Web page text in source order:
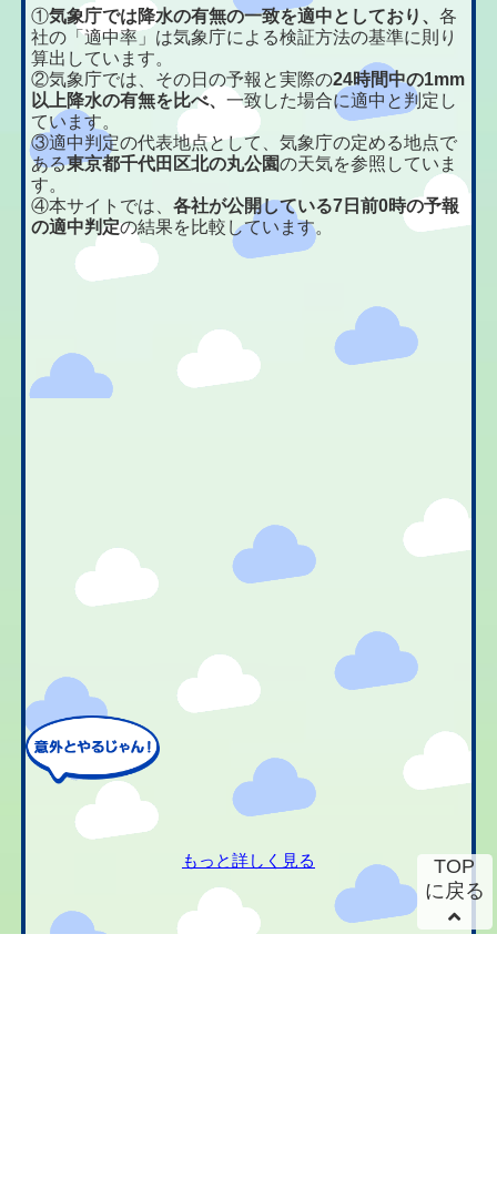
①気象庁では降水の有無の一致を適中としており、各
社の「適中率」は気象庁による検証方法の基準に則り
算出しています。
②気象庁では、その日の予報と実際の24時間中の1mm
以上降水の有無を比べ、一致した場合に適中と判定し
ています。
③適中判定の代表地点として、気象庁の定める地点で
ある東京都千代田区北の丸公園の天気を参照していま
す。
④本サイトでは、各社が公開している7日前0時の予報
の適中判定の結果を比較しています。
もっと詳しく見る
TOP
に戻る